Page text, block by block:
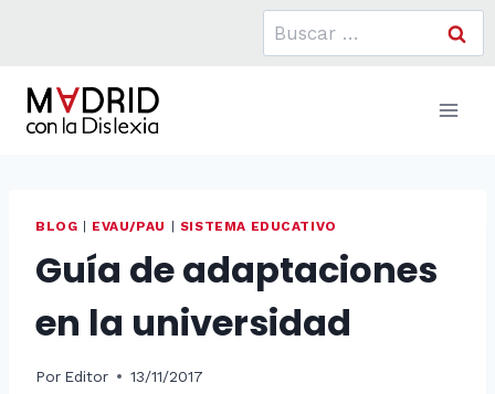
Buscar:
BLOG EVAU/PAU SISTEMA EDUCATIVO
Guía de adaptaciones
en la universidad
Por Editor 13/11/2017